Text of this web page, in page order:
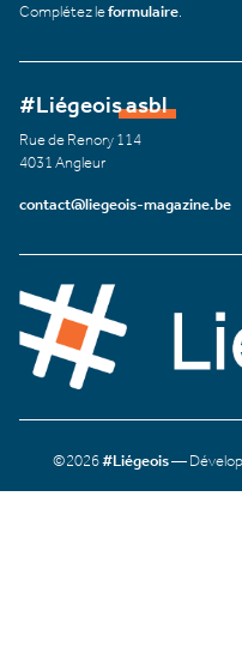
Complétez leformulaire
#Liégeois asbl
Rue de Renory 114
4031 Angleur
contact@liegeois-magazine.be
©2026#Liégeois—